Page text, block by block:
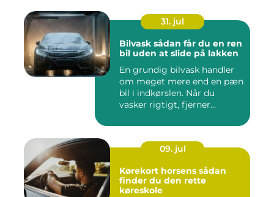
31. jul
Bilvask sådan får du en ren
bil uden at slide på lakken
En grundig bilvask handler
om meget mere end en pæn
bil i indkørslen. Når du
vasker rigtigt, fjerner...
09. jul
Kørekort horsens sådan
finder du den rette
køreskole